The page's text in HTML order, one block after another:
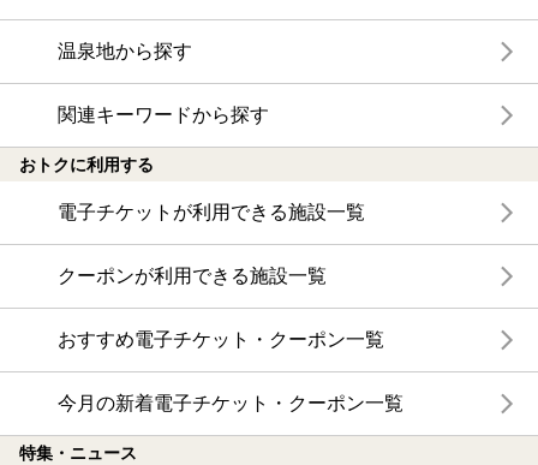
温泉地から探す
関連キーワードから探す
おトクに利用する
電子チケットが利用できる施設一覧
クーポンが利用できる施設一覧
おすすめ電子チケット・クーポン一覧
今月の新着電子チケット・クーポン一覧
特集・ニュース